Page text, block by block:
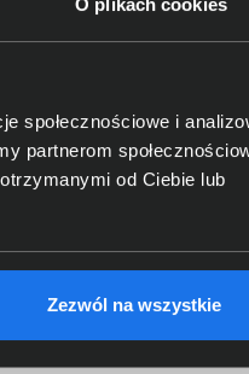
O plikach cookies
społecznościowe i
partnerom
od Ciebie lub
Zezwól na wszystkie
- Quartier de l’Innovation,
logi.com